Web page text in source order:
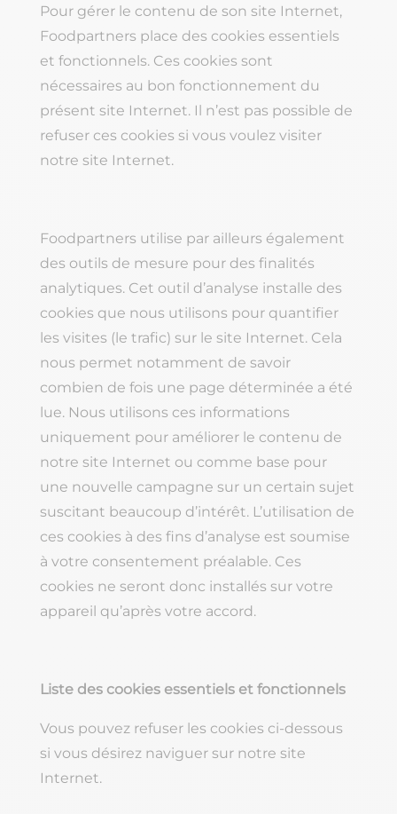
Pour gérer le contenu de son site Internet,
Foodpartners place des cookies essentiels
et fonctionnels. Ces cookies sont
nécessaires au bon fonctionnement du
présent site Internet. Il n’est pas possible de
refuser ces cookies si vous voulez visiter
notre site Internet.
Foodpartners utilise par ailleurs également
des outils de mesure pour des finalités
analytiques. Cet outil d’analyse installe des
cookies que nous utilisons pour quantifier
les visites (le trafic) sur le site Internet. Cela
nous permet notamment de savoir
combien de fois une page déterminée a été
lue. Nous utilisons ces informations
uniquement pour améliorer le contenu de
notre site Internet ou comme base pour
une nouvelle campagne sur un certain sujet
suscitant beaucoup d’intérêt. L’utilisation de
ces cookies à des fins d’analyse est soumise
à votre consentement préalable. Ces
cookies ne seront donc installés sur votre
appareil qu’après votre accord.
Liste des cookies essentiels et fonctionnels
Vous pouvez refuser les cookies ci-dessous
si vous désirez naviguer sur notre site
Internet.